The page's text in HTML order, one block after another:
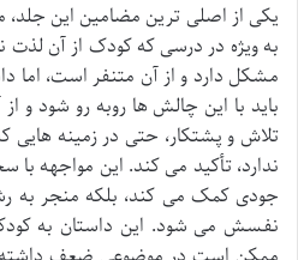
یکی از اصلی ترین مضامین این
به ویژه در درسی که کودک از آن
مشکل دارد و از آن متنفر است، اما
باید با این چالش ها روبه رو شود و
تلاش و پشتکار، حتی در زمینه هایی
ندارد، تأکید می کند. این مواجهه با
جودی کمک می کند، بلکه منجر به
نفسش می شود. این داستان به